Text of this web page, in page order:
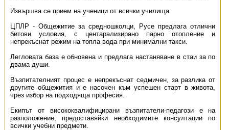
Извършва се прием на ученици от всички училища.
ЦПЛР - Общежитие за средношколци, Русе предлага отлични
битови условия, с центарализирано парно отопление и
непрекъснат режим на топла вода при минимални такси.
Легловата база е обновена и предлага настаняване в стаи за по
двама души.
Възпитателният процес е непрекъснат седмичен, за разлика от
другите общежития и е насочен към успешен старт в живота,
чрез избор на подходяща професия.
Екипът от висококвалифицирани възпитатели-педагози е на
разположение, предоставяйки необходимите консултации по
всички учебни предмети.